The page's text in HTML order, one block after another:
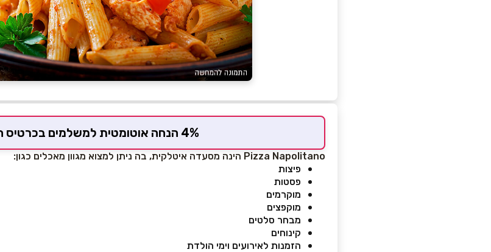
4% הנחה אוטומטית למשלמים בכרטיס המועדון
Pizza Napolitano הינה
מסעדה איטלקית, בה ניתן למצוא מגוון מאכלים כגון:
פיצות
פסטות
מוקרמים
מוקפצים
מבחר סלטים
קינוחים
הזמנות לאירועים וימי הולדת